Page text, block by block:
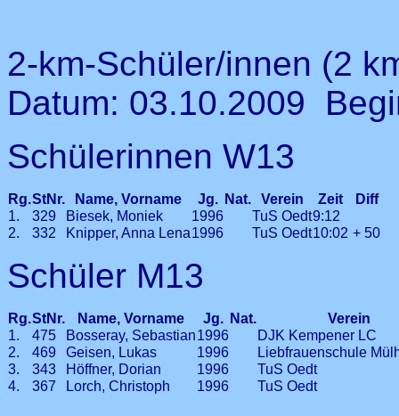
2-km-Schüler/innen (2
Datum: 03.10.2009
Schülerinnen W13
Rg.StNr. Name, Vorname Jg. Nat. Verein Zeit
Diff
1.
329 Biesek, Moniek 1996 TuS Oedt9:12
2.
332 Knipper, Anna Lena1996 TuS Oedt10:02 + 50
Schüler M13
Rg.StNr. Name, Vorname Jg. Nat.
Verein
1.
475 Bosseray, Sebastian1996
DJK Kempener LC
2.
469 Geisen, Lukas 1996
Liebfrauenschule
3.
343 Höffner, Dorian 1996
TuS Oedt
4.
367 Lorch, Christoph 1996 TuS Oedt